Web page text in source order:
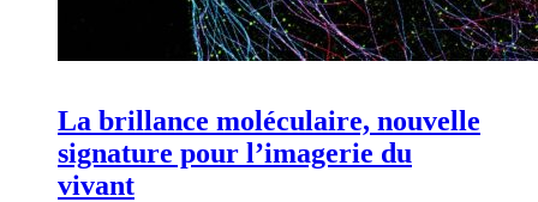
La brillance moléculaire, nouvelle
signature pour l’imagerie du
vivant